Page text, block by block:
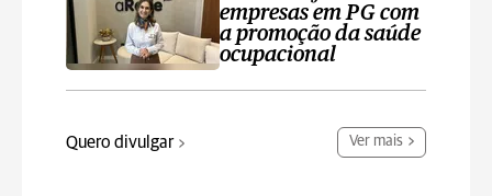
empresas em PG com
a promoção da saúde
ocupacional
Quero divulgar Ver mais